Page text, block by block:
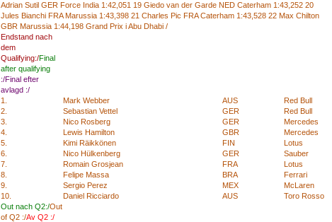
Adrian Sutil GER Force India 1:42,051 19 Giedo van der Garde NED Caterham 1:43,252 20
Jules Bianchi FRA Marussia 1:43,398 21 Charles Pic FRA Caterham 1:43,528 22 Max Chilton
GBR Marussia 1:44,198 Grand Prix iAbu Dhabi /
Endstand nach
dem
Qualifying:/Final
after qualifying
:/Final efter
avlagd :/
1.
Mark Webber AUS Red Bull
2.
Sebastian Vettel GER Red Bull
3.
Nico Rosberg GER Mercedes
4.
Lewis Hamilton GBR Mercedes
5.
Kimi Räikkönen FIN Lotus
6.
Nico Hülkenberg GER Sauber
7.
Romain Grosjean FRA Lotus
8.
Felipe Massa BRA Ferrari
9.
Sergio Perez MEX McLaren
10.
Daniel Ricciardo AUS Toro Rosso
Out nach Q2:/Out
of Q2 :/Av Q2 :/